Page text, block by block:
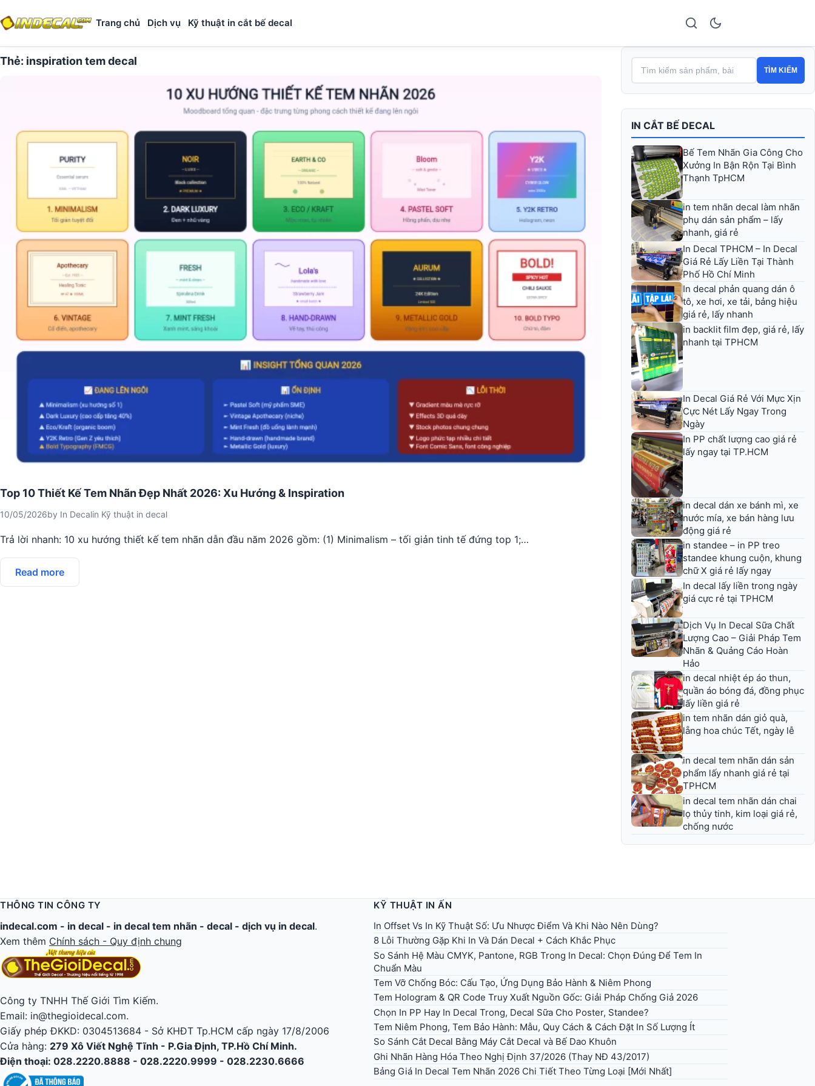
Trang chủ Dịch vụ Kỹ thuật in cắt bế decal
Thẻ: inspiration tem decal
Top 10 Thiết Kế Tem Nhãn Đẹp Nhất 2026: Xu Hướng & Inspiration
10/05/2026by In Decalin Kỹ thuật in decal
Trả lời nhanh: 10 xu hướng thiết kế tem nhãn dẫn đầu năm 2026 gồm: (1) Minimalism – tối giản tinh tế đứng top 1;…
Read more
TÌM KIẾM
IN CẮT BẾ DECAL
Bế Tem Nhãn Gia Công Cho
Xưởng In Bận Rộn Tại Bình
Thạnh TpHCM
in tem nhãn decal làm nhãn
phụ dán sản phẩm – lấy
nhanh, giá rẻ
In Decal TPHCM – In Decal
Giá Rẻ Lấy Liền Tại Thành
Phố Hồ Chí Minh
In decal phản quang dán ô
tô, xe hơi, xe tải, bảng hiệu
giá rẻ, lấy nhanh
in backlit film đẹp, giá rẻ, lấy
nhanh tại TPHCM
In Decal Giá Rẻ Với Mực Xịn
Cực Nét Lấy Ngay Trong
Ngày
In PP chất lượng cao giá rẻ
lấy ngay tại TP.HCM
in decal dán xe bánh mì, xe
nước mía, xe bán hàng lưu
động giá rẻ
in standee – in PP treo
standee khung cuộn, khung
chữ X giá rẻ lấy ngay
In decal lấy liền trong ngày
giá cực rẻ tại TPHCM
Dịch Vụ In Decal Sữa Chất
Lượng Cao – Giải Pháp Tem
Nhãn & Quảng Cáo Hoàn
Hảo
in decal nhiệt ép áo thun,
quần áo bóng đá, đồng phục
lấy liền giá rẻ
in tem nhãn dán giỏ quà,
lẵng hoa chúc Tết, ngày lễ
in decal tem nhãn dán sản
phẩm lấy nhanh giá rẻ tại
TPHCM
in decal tem nhãn dán chai
lọ thủy tinh, kim loại giá rẻ,
chống nước
THÔNG TIN CÔNG TY
indecal.com - in decal - in decal tem nhãn - decal - dịch vụ in decal.
Xem thêm Chính sách - Quy định chung
Công ty TNHH Thế Giới Tìm Kiếm.
Email: in@thegioidecal.com.
Giấy phép ĐKKD: 0304513684 - Sở KHĐT Tp.HCM cấp ngày 17/8/2006
Cửa hàng: 279 Xô Viết Nghệ Tĩnh - P.Gia Định, TP.Hồ Chí Minh.
Điện thoại: 028.2220.8888 - 028.2220.9999 - 028.2230.6666
KỸ THUẬT IN ẤN
In Offset Vs In Kỹ Thuật Số: Ưu Nhược Điểm Và Khi Nào Nên Dùng?
8 Lỗi Thường Gặp Khi In Và Dán Decal + Cách Khắc Phục
So Sánh Hệ Màu CMYK, Pantone, RGB Trong In Decal: Chọn Đúng Để Tem In
Chuẩn Màu
Tem Vỡ Chống Bóc: Cấu Tạo, Ứng Dụng Bảo Hành & Niêm Phong
Tem Hologram & QR Code Truy Xuất Nguồn Gốc: Giải Pháp Chống Giả 2026
Chọn In PP Hay In Decal Trong, Decal Sữa Cho Poster, Standee?
Tem Niêm Phong, Tem Bảo Hành: Mẫu, Quy Cách & Cách Đặt In Số Lượng Ít
So Sánh Cắt Decal Bằng Máy Cắt Decal và Bế Dao Khuôn
Ghi Nhãn Hàng Hóa Theo Nghị Định 37/2026 (Thay NĐ 43/2017)
Bảng Giá In Decal Tem Nhãn 2026 Chi Tiết Theo Từng Loại [Mới Nhất]